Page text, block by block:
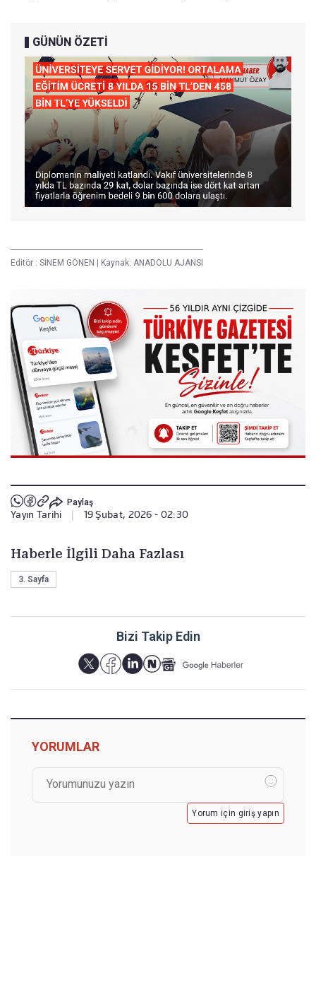
GÜNÜN ÖZETİ
Editör : SİNEM GÖNEN | Kaynak: ANADOLU AJANSI
Paylaş
Yayın Tarihi 19 Şubat, 2026 - 02:30
Haberle İlgili Daha Fazlası
3. Sayfa
Bizi Takip Edin
YORUMLAR
Yorum için giriş yapın